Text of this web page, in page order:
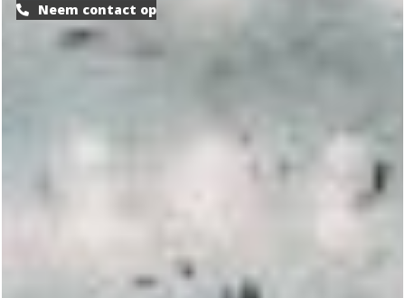
Neem contact op